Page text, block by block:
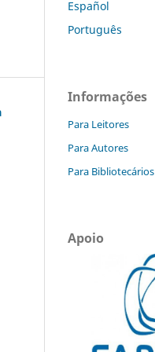
Español
Português
Informações
Para Leitores
Para Autores
Para Bibliotecários
Apoio